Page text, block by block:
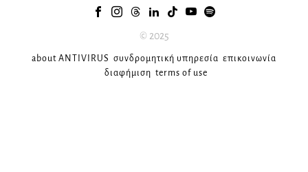
© 2025
about ANTIVIRUS συνδρομητική υπηρεσία επικοινωνία
διαφήμιση terms of use